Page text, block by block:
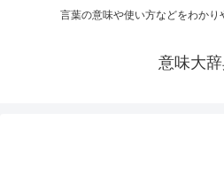
言葉の意味や使い方などをわかり
意味大